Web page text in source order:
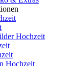
Hochzeit
Hochzeit